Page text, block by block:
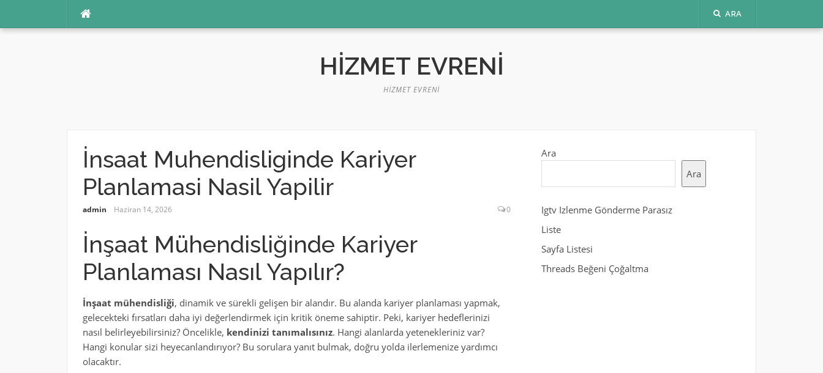
ARA
HIZMET EVRENI
HIZMET EVRENI
İnsaat Muhendisliginde Kariyer
Planlamasi Nasil Yapilir
admin Haziran 14, 2026 0
İnşaat Mühendisliğinde Kariyer
Planlaması Nasıl Yapılır?
İnşaat mühendisliği, dinamik ve sürekli gelişen bir alandır. Bu alanda kariyer planlaması yapmak,
gelecekteki fırsatları daha iyi değerlendirmek için kritik öneme sahiptir. Peki, kariyer hedeflerinizi
nasıl belirleyebilirsiniz? Öncelikle, kendinizi tanımalısınız. Hangi alanlarda yetenekleriniz var?
Hangi konular sizi heyecanlandırıyor? Bu sorulara yanıt bulmak, doğru yolda ilerlemenize yardımcı
olacaktır.
Ara
Ara
Igtv Izlenme Gönderme Parasız
Liste
Sayfa Listesi
Threads Beğeni Çoğaltma